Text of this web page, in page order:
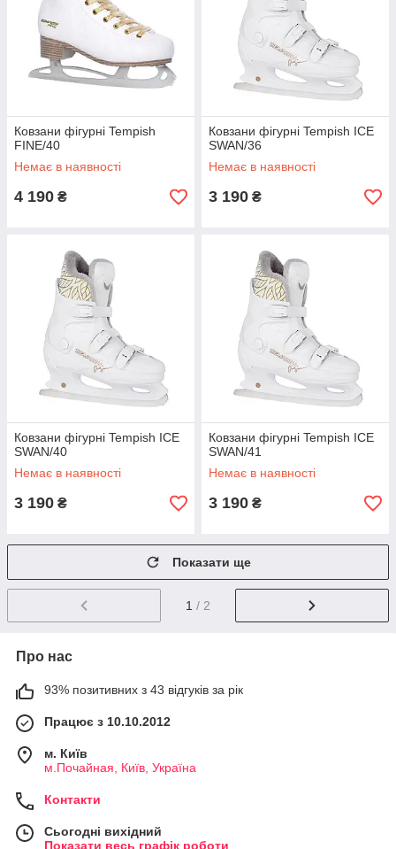
Ковзани фігурні Tempish
FINE/40
Немає в наявності
4 190 ₴
Ковзани фігурні Tempish ICE
SWAN/36
Немає в наявності
3 190 ₴
Ковзани фігурні Tempish ICE
SWAN/40
Немає в наявності
3 190 ₴
Ковзани фігурні Tempish ICE
SWAN/41
Немає в наявності
3 190 ₴
Показати ще
1 / 2
Про нас
93% позитивних з 43 відгуків за рік
Працює з 10.10.2012
м. Київ
м.Почайная, Київ, Україна
Контакти
Сьогодні вихідний
Показати весь графік роботи